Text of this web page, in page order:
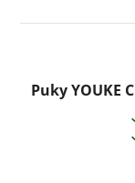
Puky YOUKE